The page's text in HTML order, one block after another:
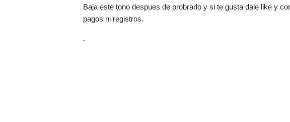
Baja este tono despues de probrarlo y si te gusta dale like y
pagos ni registros.
.